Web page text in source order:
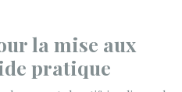
la mise aux
pratique